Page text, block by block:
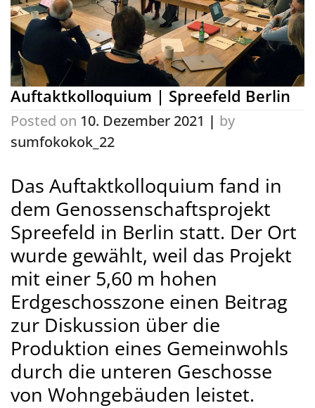
Auftaktkolloquium | Spreefeld Berlin
Posted on 10. Dezember 2021 | by
sumfokokok_22
Das Auftaktkolloquium fand in
dem Genossenschaftsprojekt
Spreefeld in Berlin statt. Der Ort
wurde gewählt, weil das Projekt
mit einer 5,60 m hohen
Erdgeschosszone einen Beitrag
zur Diskussion über die
Produktion eines Gemeinwohls
durch die unteren Geschosse
von Wohngebäuden leistet.